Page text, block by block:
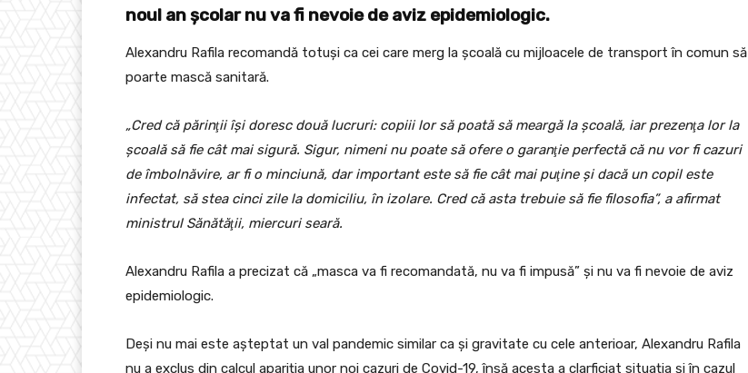
noul an şcolar nu va fi nevoie de aviz epidemiologic.
Alexandru Rafila recomandă totuşi ca cei care merg la şcoală cu mijloacele de transport în comun să
poarte mască sanitară.
„Cred că părinţii îşi doresc două lucruri: copiii lor să poată să meargă la şcoală, iar prezenţa lor la
şcoală să fie cât mai sigură. Sigur, nimeni nu poate să ofere o garanţie perfectă că nu vor fi cazuri
de îmbolnăvire, ar fi o minciună, dar important este să fie cât mai puţine şi dacă un copil este
infectat, să stea cinci zile la domiciliu, în izolare. Cred că asta trebuie să fie filosofia”, a afirmat
ministrul Sănătăţii, miercuri seară.
Alexandru Rafila a precizat că „masca va fi recomandată, nu va fi impusă” şi nu va fi nevoie de aviz
epidemiologic.
Deși nu mai este așteptat un val pandemic similar ca și gravitate cu cele anterioar, Alexandru Rafila
nu a exclus din calcul apariția unor noi cazuri de Covid-19, însă acesta a clarficiat situația și în cazul